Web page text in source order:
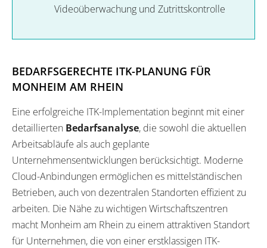
Videoüberwachung und Zutrittskontrolle
BEDARFSGERECHTE ITK-PLANUNG FÜR
MONHEIM AM RHEIN
Eine erfolgreiche ITK-Implementation beginnt mit einer
detaillierten Bedarfsanalyse, die sowohl die aktuellen
Arbeitsabläufe als auch geplante
Unternehmensentwicklungen berücksichtigt. Moderne
Cloud-Anbindungen ermöglichen es mittelständischen
Betrieben, auch von dezentralen Standorten effizient zu
arbeiten. Die Nähe zu wichtigen Wirtschaftszentren
macht Monheim am Rhein zu einem attraktiven Standort
für Unternehmen, die von einer erstklassigen ITK-